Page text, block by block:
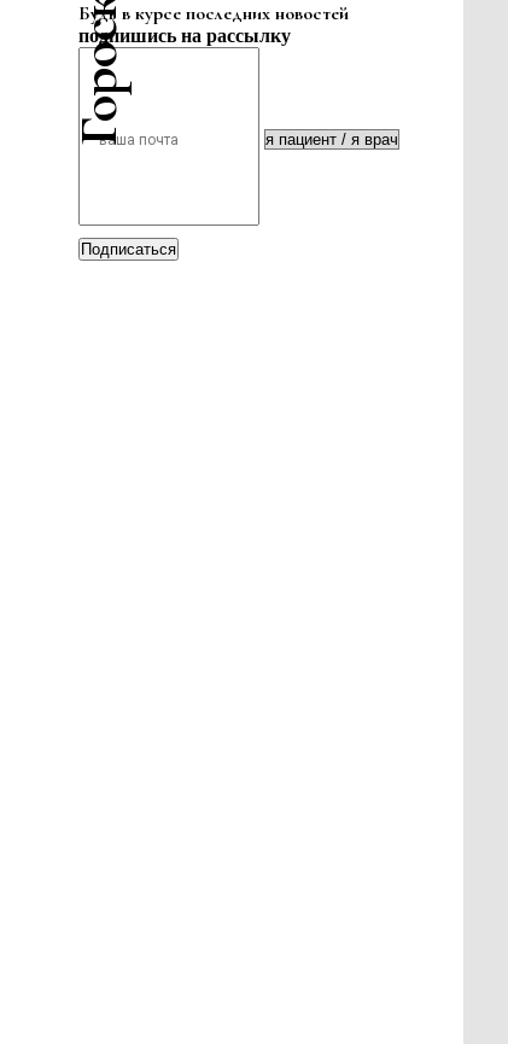
Будь в курсе последних новостей
подпишись на рассылку
Подписаться